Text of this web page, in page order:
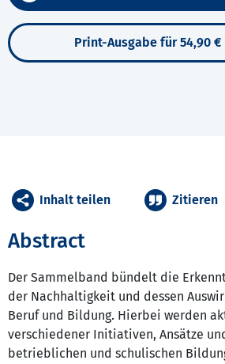
Print-Ausgabe für 54,90
Abstract
Der Sammelband bündelt die
der Nachhaltigkeit und dessen
Beruf und Bildung. Hierbei werden
verschiedener Initiativen, Ansätze
betrieblichen und schulischen
Inhalt teilen Zitieren